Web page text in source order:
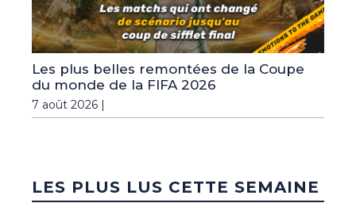
Les plus belles remontées de la Coupe
du monde de la FIFA 2026
7 août 2026 |
LES PLUS LUS CETTE SEMAINE